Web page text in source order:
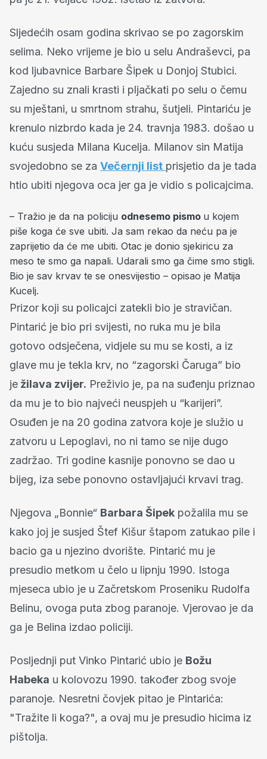
Sljedećih osam godina skrivao se po zagorskim
selima. Neko vrijeme je bio u selu Andraševci, pa
kod ljubavnice Barbare Šipek u Donjoj Stubici.
Zajedno su znali krasti i pljačkati po selu o čemu
su mještani, u smrtnom strahu, šutjeli. Pintariću je
krenulo nizbrdo kada je 24. travnja 1983. došao u
kuću susjeda Milana Kucelja. Milanov sin Matija
svojedobno se za Večernji list prisjetio da je tada
htio ubiti njegova oca jer ga je vidio s policajcima.
– Tražio je da na policiju odnesemo pismo u kojem
piše koga će sve ubiti. Ja sam rekao da neću pa je
zaprijetio da će me ubiti. Otac je donio sjekiricu za
meso te smo ga napali. Udarali smo ga čime smo stigli.
Bio je sav krvav te se onesvijestio – opisao je Matija
Kucelj.
Prizor koji su policajci zatekli bio je stravičan.
Pintarić je bio pri svijesti, no ruka mu je bila
gotovo odsječena, vidjele su mu se kosti, a iz
glave mu je tekla krv, no “zagorski Čaruga” bio
je žilava zvijer. Preživio je, pa na suđenju priznao
da mu je to bio najveći neuspjeh u “karijeri”.
Osuđen je na 20 godina zatvora koje je služio u
zatvoru u Lepoglavi, no ni tamo se nije dugo
zadržao. Tri godine kasnije ponovno se dao u
bijeg, iza sebe ponovno ostavljajući krvavi trag.
Njegova „Bonnie“ Barbara Šipek požalila mu se
kako joj je susjed Štef Kišur štapom zatukao pile i
bacio ga u njezino dvorište. Pintarić mu je
presudio metkom u čelo u lipnju 1990. Istoga
mjeseca ubio je u Začretskom Proseniku Rudolfa
Belinu, ovoga puta zbog paranoje. Vjerovao je da
ga je Belina izdao policiji.
Posljednji put Vinko Pintarić ubio je Božu
Habeka u kolovozu 1990. također zbog svoje
paranoje. Nesretni čovjek pitao je Pintarića:
"Tražite li koga?", a ovaj mu je presudio hicima iz
pištolja.